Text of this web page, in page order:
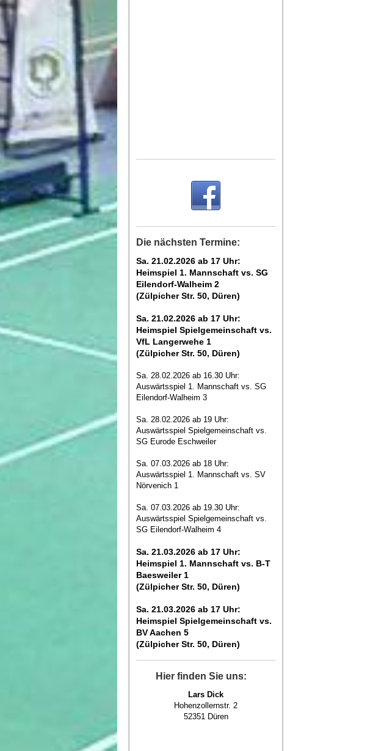
Die nächsten Termine:
Sa. 21.02.2026 ab 17 Uhr:
Heimspiel 1. Mannschaft vs. SG
Eilendorf-Walheim 2
(Zülpicher Str. 50, Düren)
Sa. 21.02.2026 ab 17 Uhr:
Heimspiel Spielgemeinschaft vs.
VfL Langerwehe 1
(Zülpicher Str. 50, Düren)
Sa. 28.02.2026 ab 16.30 Uhr:
Auswärtsspiel 1. Mannschaft vs. SG
Eilendorf-Walheim 3
Sa. 28.02.2026 ab 19 Uhr:
Auswärtsspiel Spielgemeinschaft vs.
SG Eurode Eschweiler
Sa. 07.03.2026 ab 18 Uhr:
Auswärtsspiel 1. Mannschaft vs. SV
Nörvenich 1
Sa. 07.03.2026 ab 19.30 Uhr:
Auswärtsspiel Spielgemeinschaft vs.
SG Eilendorf-Walheim 4
Sa. 21.03.2026 ab 17 Uhr:
Heimspiel 1. Mannschaft vs. B-T
Baesweiler 1
(Zülpicher Str. 50, Düren)
Sa. 21.03.2026 ab 17 Uhr:
Heimspiel Spielgemeinschaft vs.
BV Aachen 5
(Zülpicher Str. 50, Düren)
Hier finden Sie uns:
Lars Dick
Hohenzollernstr. 2
52351 Düren